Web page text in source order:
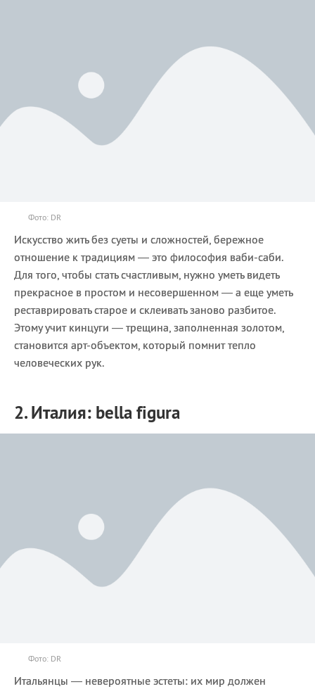
Фото: DR
Искусство жить без суеты и сложностей, бережное
отношение к традициям — это философия ваби-саби.
Для того, чтобы стать счастливым, нужно уметь видеть
прекрасное в простом и несовершенном — а еще уметь
реставрировать старое и склеивать заново разбитое.
Этому учит кинцуги — трещина, заполненная золотом,
становится арт-объектом, который помнит тепло
человеческих рук.
2. Италия: bella figura
Фото: DR
Итальянцы — невероятные эстеты: их мир должен